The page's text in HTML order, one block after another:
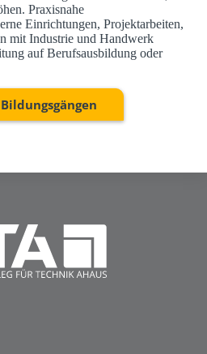
Praxisnahe
Einrichtungen, Projektarbeiten,
mit Industrie und Handwerk
auf Berufsausbildung oder